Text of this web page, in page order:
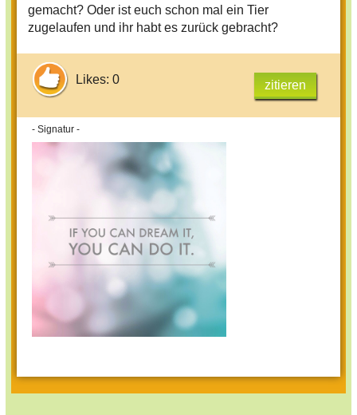
gemacht? Oder ist euch schon mal ein Tier
zugelaufen und ihr habt es zurück gebracht?
Likes: 0 zitieren
- Signatur -